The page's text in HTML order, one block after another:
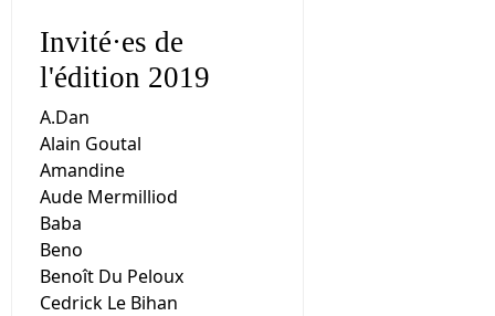
Invité·es de
l'édition 2019
A.Dan
Alain Goutal
Amandine
Aude Mermilliod
Baba
Beno
Benoît Du Peloux
Cedrick Le Bihan